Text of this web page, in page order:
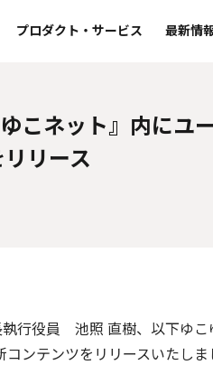
プロダクト・サービス 最新情
こネット』内にユ
リース
行役員 池照 直樹、以下ゆこ
ンテンツをリリースいたしま